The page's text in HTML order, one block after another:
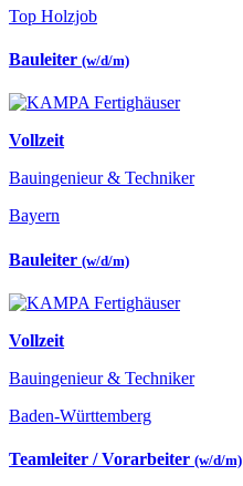
Top Holzjob
Bauleiter (w/d/m)
Vollzeit
Bauingenieur & Techniker
Bayern
Bauleiter (w/d/m)
Vollzeit
Bauingenieur & Techniker
Baden-Württemberg
Teamleiter / Vorarbeiter (w/d/m)